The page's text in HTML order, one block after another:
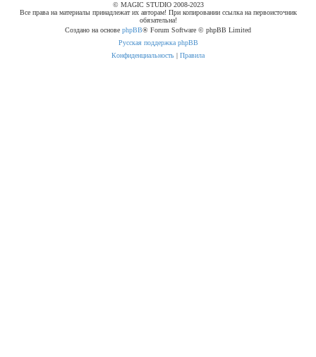
я
© MAGIC STUDIO 2008-2023
Все права на материалы принадлежат их авторам! При копировании ссылка на первоисточник
обязательна!
Создано на основе phpBB® Forum Software © phpBB Limited
Русская поддержка phpBB
Конфиденциальность | Правила